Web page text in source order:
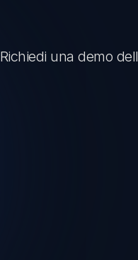
Richiedi una demo